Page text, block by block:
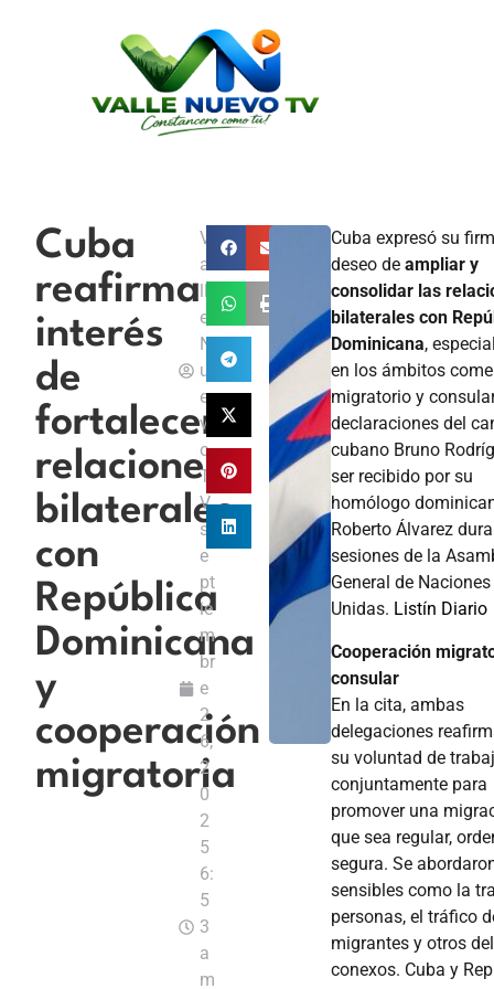
Cuba
reafirma
interés
de
fortalecer
relaciones
bilaterales
con
República
Dominicana
y
cooperación
migratoria
V
a
e
N
u
e
v
o
T
V
s
e
pt
ie
m
br
e
2
6,
2
0
2
5
6:
5
3
a
m
Cuba expresó su
deseo de ampliar y
consolidar las
bilaterales con
Dominicana,
en los ámbitos
migratorio y
declaraciones del
cubano Bruno
ser recibido por su
homólogo
Roberto Álvarez
sesiones de la
General de Naciones
Unidas. Listín Diario
Cooperación
consular
En la cita, ambas
delegaciones
su voluntad de
conjuntamente para
promover una
que sea regular,
segura. Se
sensibles como la
personas, el tráfico
migrantes y otros
conexos. Cuba y